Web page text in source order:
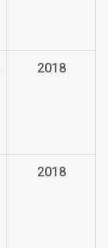
2018
2018